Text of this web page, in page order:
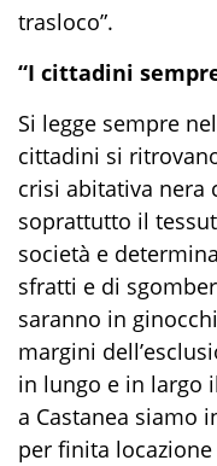
trasloco”.
“I cittadini
Si legge sempre
cittadini si
crisi abitativa nera
soprattutto il
società e
sfratti e di
saranno in
margini
in lungo e in largo
a Castanea siamo
per finita